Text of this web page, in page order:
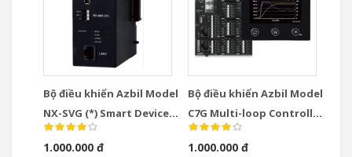
Bộ điều khiển Azbil Model
NX-SVG (*) Smart Device
Gateway
1.000.000 đ
Bộ điều khiển Azbil Model
C7G Multi-loop Controller
with Multifunction
Display Model
1.000.000 đ